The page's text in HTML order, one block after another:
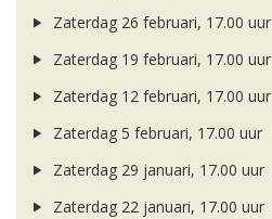
Zaterdag 26 februari, 17.00 uur
Zaterdag 19 februari, 17.00 uur
Zaterdag 12 februari, 17.00 uur
Zaterdag 5 februari, 17.00 uur
Zaterdag 29 januari, 17.00 uur
Zaterdag 22 januari, 17.00 uur